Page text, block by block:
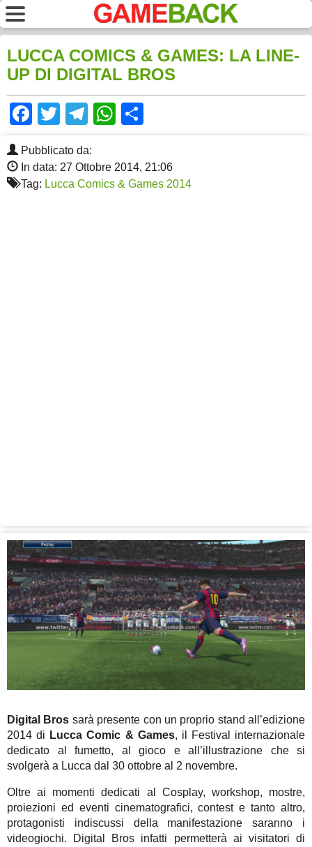
LUCCA COMICS & GAMES: LA LINE-
UP DI DIGITAL BROS
Facebook
TwitterTelegram
WhatsApp
Pubblicato da:
In data: 27 Ottobre 2014, 21:06
Tag: Lucca Comics & Games 2014
Digital Bros sarà presente con un proprio stand all’edizione
2014 di Lucca Comic & Games, il Festival internazionale
dedicato al fumetto, al gioco e all’illustrazione che si
svolgerà a Lucca dal 30 ottobre al 2 novembre.
Oltre ai momenti dedicati al Cosplay, workshop, mostre,
proiezioni ed eventi cinematografici, contest e tanto altro,
protagonisti indiscussi della manifestazione saranno i
videogiochi. Digital Bros infatti permetterà ai visitatori di